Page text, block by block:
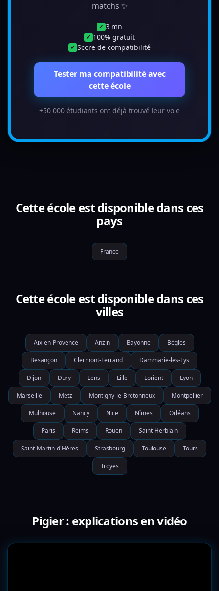
matchs ✨
✓ 3 mn
✓ 100% gratuit
✓ Score de compatibilité
Tester ma compatibilité avec
cette école
+50 000 étudiants ont déjà trouvé leur voie
Cette école est disponible dans ces
pays
France
Cette école est disponible dans ces
villes
Aix-en-Provence Anzin Bayonne Bègles
Besançon Clermont-Ferrand Dammarie-les-Lys
Dijon Dury Lens Lille Lorient Lyon
Marseille Metz Montigny-le-Bretonneux Montpellier
Mulhouse Nancy Nice Nîmes Orléans
Paris Reims Rouen Saint-Herblain
Saint-Martin-d'Hères Strasbourg Toulouse Tours
Troyes
Pigier : explications en vidéo